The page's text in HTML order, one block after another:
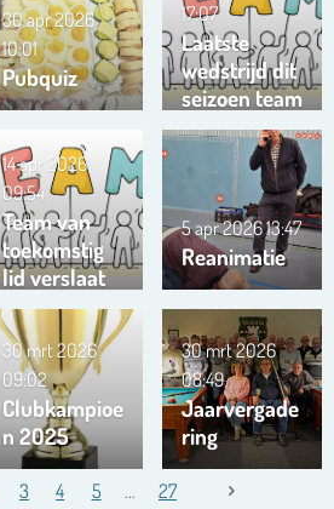
Pubquiz
30 apr 2026
10:01
Laatste
wedstrijd dit
seizoen team
Trianta 01
17:07
Team van
toekomstig
lid verslaat
ons team …
!!!
14 apr 2026
09:54
Reanimatie
5 apr 202613:47
Clubkampioe
n 2025
30 mrt 2026
09:02
Jaarvergade
ring
30 mrt 2026
08:49
3 4 5 27